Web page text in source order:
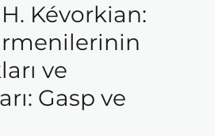
Kévorkian:
ve
Gasp ve